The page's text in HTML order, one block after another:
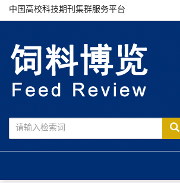
中国高校科技期刊集群服务平台